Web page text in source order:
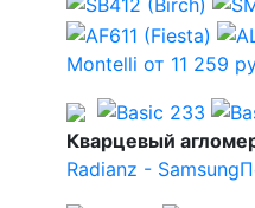
Montelli от 11 259
Кварцевый
Radianz - Samsung